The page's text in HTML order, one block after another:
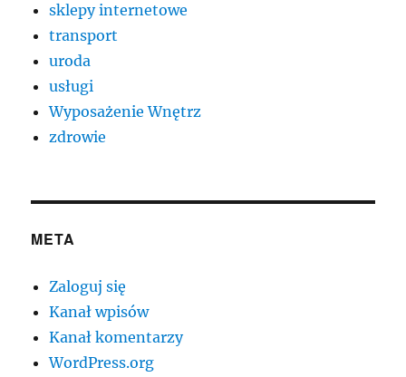
sklepy internetowe
transport
uroda
usługi
Wyposażenie Wnętrz
zdrowie
META
Zaloguj się
Kanał wpisów
Kanał komentarzy
WordPress.org